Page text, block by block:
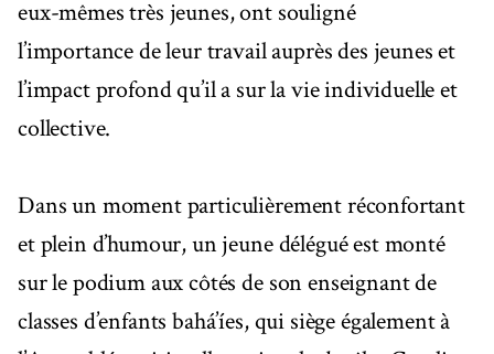
eux-mêmes très jeunes, ont souligné
l’importance de leur travail auprès des jeunes et
l’impact profond qu’il a sur la vie individuelle et
collective.
Dans un moment particulièrement réconfortant
et plein d’humour, un jeune délégué est monté
sur le podium aux côtés de son enseignant de
classes d’enfants bahá’íes, qui siège également à